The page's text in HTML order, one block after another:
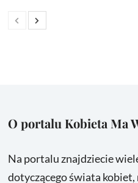
O portalu Kobieta Ma
Na portalu znajdziecie
dotyczącego świata